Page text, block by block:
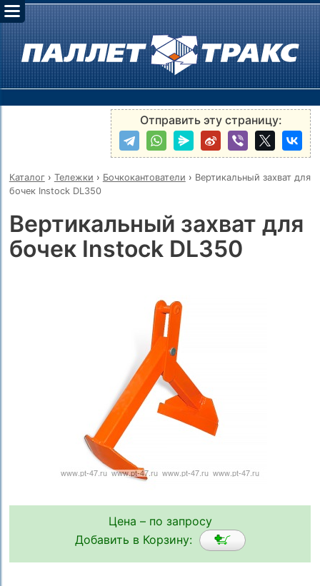
Отправить эту страницу:
Каталог› Тележки › Бочкокантователи › Вертикальный захват для
бочек Instock DL350
Вертикальный захват для
бочек Instock DL350
Цена – по запросу
Добавить в Корзину: